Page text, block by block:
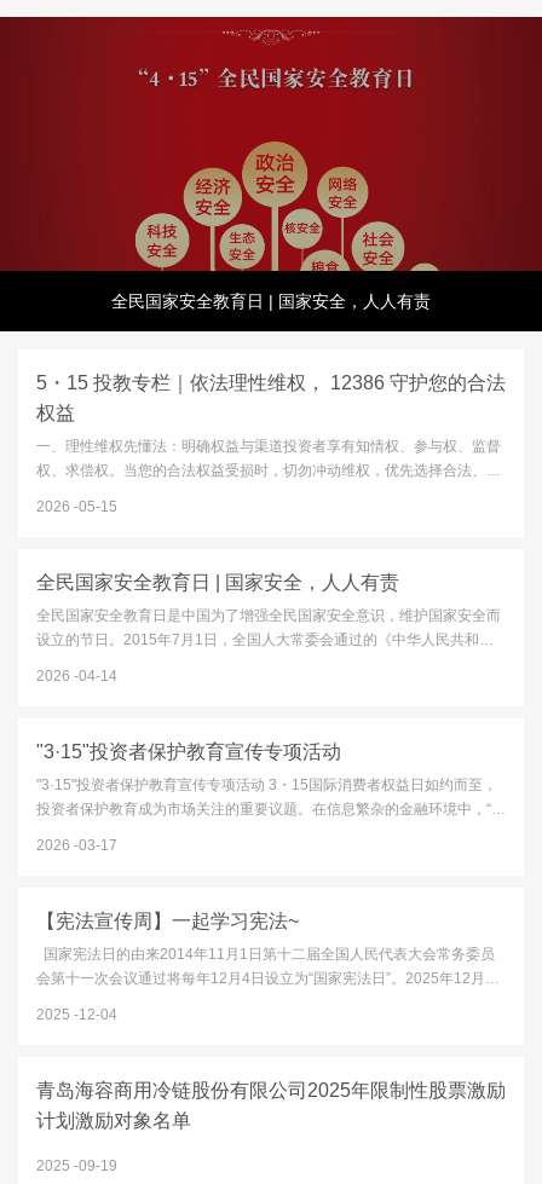
全民国家安全教育日 | 国家安全，人人有责
5・15 投教专栏｜依法理性维权， 12386 守护您的合法
权益
一、理性维权先懂法：明确权益与渠道投资者享有知情权、参与权、监督
权、求偿权。当您的合法权益受损时，切勿冲动维权，优先选择合法、正
2026 05-15
全民国家安全教育日 | 国家安全，人人有责
全民国家安全教育日是中国为了增强全民国家安全意识，维护国家安全而
设立的节日。2015年7月1日，全国人大常委会通过的《中华人民共和国
2026 04-14
"3·15"投资者保护教育宣传专项活动
"3·15"投资者保护教育宣传专项活动 3・15国际消费者权益日如约而至，
投资者保护教育成为市场关注的重要议题。在信息繁杂的金融环境中，“高
2026 03-17
【宪法宣传周】一起学习宪法~
国家宪法日的由来2014年11月1日第十二届全国人民代表大会常务委员
会第十一次会议通过将每年12月4日设立为“国家宪法日”。2025年12月4
2025 12-04
青岛海容商用冷链股份有限公司2025年限制性股票激励
计划激励对象名单
2025 09-19